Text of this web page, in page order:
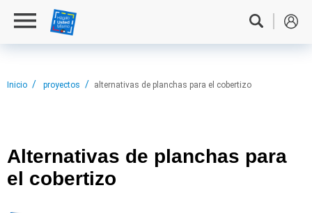
Inicio proyectos alternativas de planchas para el cobertizo
Alternativas de planchas para
el cobertizo